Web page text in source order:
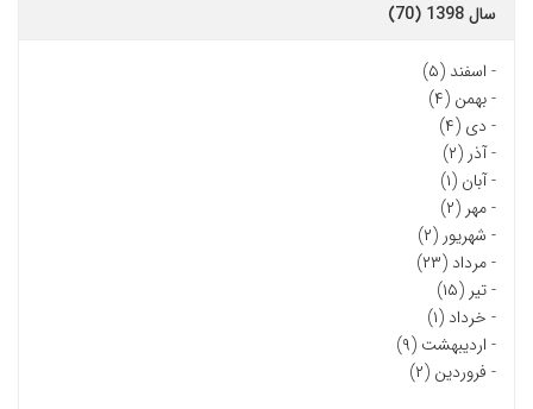
سال 1398 (70)
- اسفند (۵)
-بهمن (۴)
- دی (۴)
-آذر (۲)
-آبان (۱)
-مهر (۲)
- شهریور (۲)
-مرداد (۲۳)
-تیر (۱۵)
- خرداد (۱)
- اردیبهشت (۹)
- فروردین (۲)